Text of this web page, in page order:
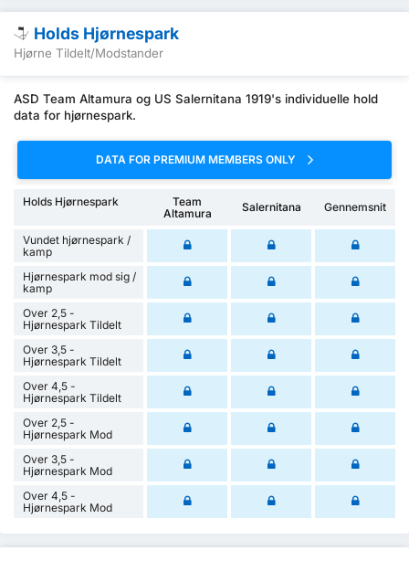
Holds Hjørnespark
Hjørne Tildelt/Modstander
ASD Team Altamura og US Salernitana 1919's individuelle hold
data for hjørnespark.
DATA FOR PREMIUM MEMBERS ONLY
Holds Hjørnespark
Team
Altamura
Salernitana Gennemsnit
Vundet hjørnespark /
kamp
Hjørnespark mod sig /
kamp
Over 2,5 -
Hjørnespark Tildelt
Over 3,5 -
Hjørnespark Tildelt
Over 4,5 -
Hjørnespark Tildelt
Over 2,5 -
Hjørnespark Mod
Over 3,5 -
Hjørnespark Mod
Over 4,5 -
Hjørnespark Mod